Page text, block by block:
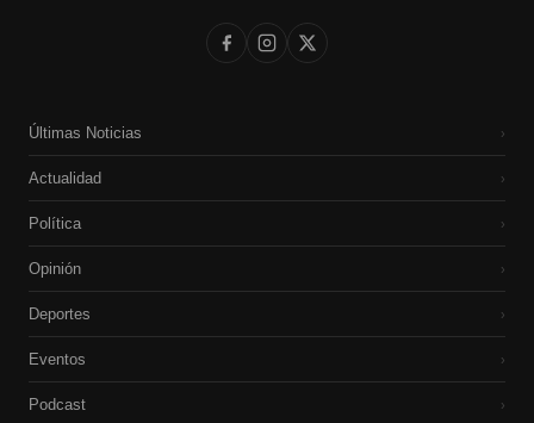
Últimas Noticias ›
Actualidad ›
Política ›
Opinión ›
Deportes ›
Eventos ›
Podcast ›